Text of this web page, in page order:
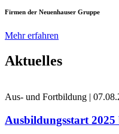
Firmen der Neuenhauser Gruppe
Mehr erfahren
Aktuelles
Aus- und Fortbildung |
Ausbildungsstart